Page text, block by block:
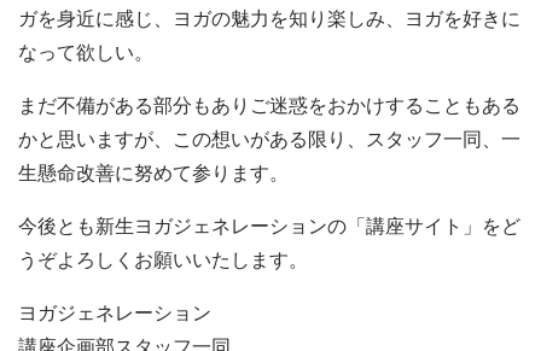
ガを身近に感じ、ヨガの魅力を知り楽しみ、ヨガを好きに
なって欲しい。
まだ不備がある部分もありご迷惑をおかけすることもある
かと思いますが、この想いがある限り、スタッフ一同、一
生懸命改善に努めて参ります。
今後とも新生ヨガジェネレーションの「講座サイト」をど
うぞよろしくお願いいたします。
ヨガジェネレーション